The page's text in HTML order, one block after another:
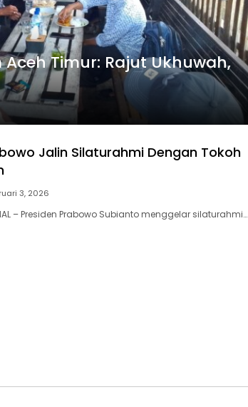
Timur: Rajut Ukhuwah,
Jalin Silaturahmi Dengan Tokoh
3, 2026
– Presiden Prabowo Subianto menggelar silaturahmi…